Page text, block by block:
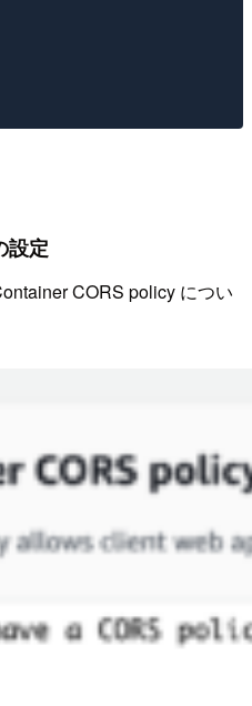
設定
CORS policy につい